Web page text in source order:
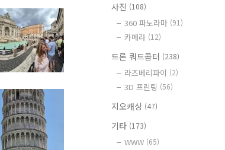
사진 (108)
360 파노라마 (91)
카메라 (12)
드론 쿼드콥터 (238)
라즈베리파이 (2)
3D 프린팅 (56)
지오캐싱 (47)
기타 (173)
WWW (65)